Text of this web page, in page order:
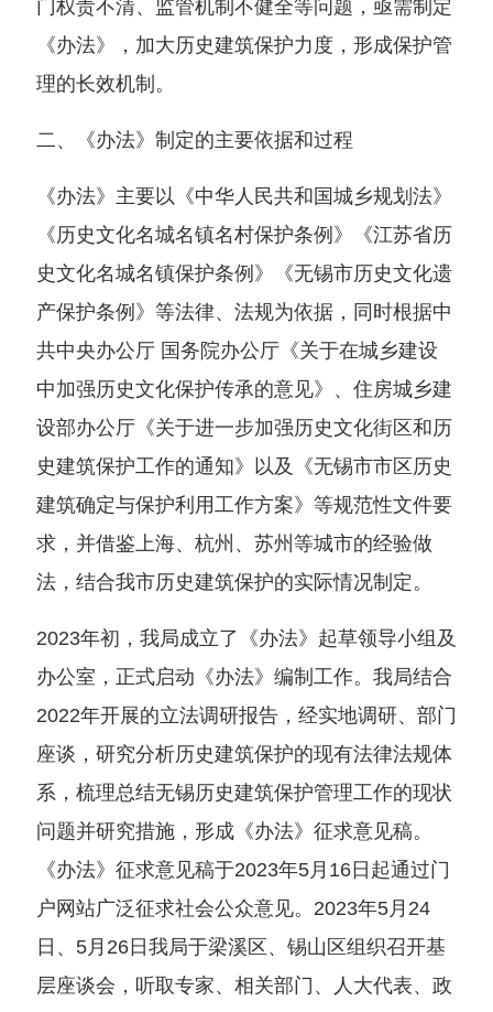
门权责不清、监管机制不健全等问题，亟需制定
《办法》，加大历史建筑保护力度，形成保护管
理的长效机制。
二、《办法》制定的主要依据和过程
《办法》主要以《中华人民共和国城乡规划法》
《历史文化名城名镇名村保护条例》《江苏省历
史文化名城名镇保护条例》《无锡市历史文化遗
产保护条例》等法律、法规为依据，同时根据中
共中央办公厅 国务院办公厅《关于在城乡建设
中加强历史文化保护传承的意见》、住房城乡建
设部办公厅《关于进一步加强历史文化街区和历
史建筑保护工作的通知》以及《无锡市市区历史
建筑确定与保护利用工作方案》等规范性文件要
求，并借鉴上海、杭州、苏州等城市的经验做
法，结合我市历史建筑保护的实际情况制定。
2023年初，我局成立了《办法》起草领导小组及
办公室，正式启动《办法》编制工作。我局结合
2022年开展的立法调研报告，经实地调研、部门
座谈，研究分析历史建筑保护的现有法律法规体
系，梳理总结无锡历史建筑保护管理工作的现状
问题并研究措施，形成《办法》征求意见稿。
《办法》征求意见稿于2023年5月16日起通过门
户网站广泛征求社会公众意见。2023年5月24
日、5月26日我局于梁溪区、锡山区组织召开基
层座谈会，听取专家、相关部门、人大代表、政